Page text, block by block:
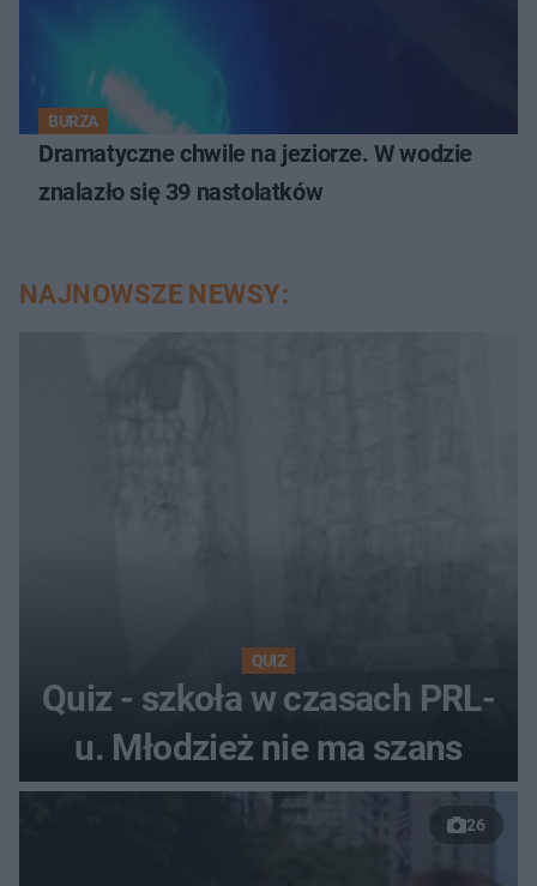
BURZA
Dramatyczne chwile na jeziorze. W wodzie
znalazło się 39 nastolatków
NAJNOWSZE NEWSY:
QUIZ
Quiz - szkoła w czasach PRL-
u. Młodzież nie ma szans
26